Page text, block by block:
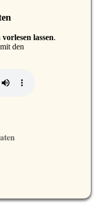
vorlesen lassen.
den